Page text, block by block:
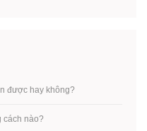
được hay không?
cách nào?